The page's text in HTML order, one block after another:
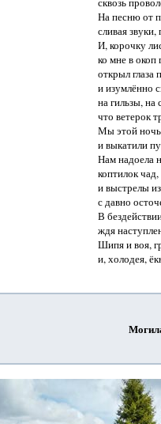
На песню от
сливая
И, корочку
ко мне в окоп
открыл
и изумлённо
на гильзы, на
что ветерок
Мы этой
и выкатили
Нам надоела
коптилок
и выстрелы
с давно
В
ждя
Шипя и воя,
и, холодея,